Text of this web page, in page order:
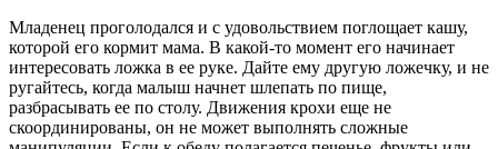
Младенец проголодался и с удовольствием поглощает кашу,
которой его кормит мама. В какой-то момент его начинает
интересовать ложка в ее руке. Дайте ему другую ложечку, и не
ругайтесь, когда малыш начнет шлепать по пище,
разбрасывать ее по столу. Движения крохи еще не
скоординированы, он не может выполнять сложные